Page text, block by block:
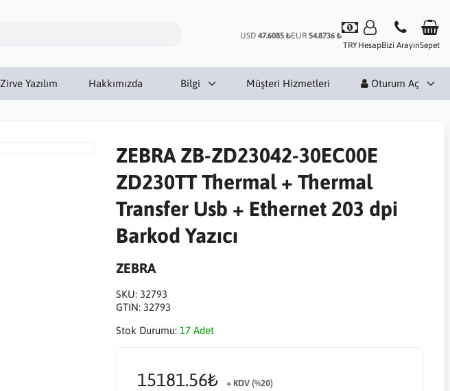
USD 47.6085 ₺EUR 54.8736 ₺
TRYHesapBizi ArayınSepet
Zirve Yazılım Hakkımızda Bilgi Müşteri Hizmetleri Oturum Aç
ZEBRA ZB-ZD23042-30EC00E
ZD230TT Thermal + Thermal
Transfer Usb + Ethernet 203 dpi
Barkod Yazıcı
ZEBRA
SKU: 32793
GTIN: 32793
Stok Durumu: 17 Adet
15181.56₺ + KDV (%20)